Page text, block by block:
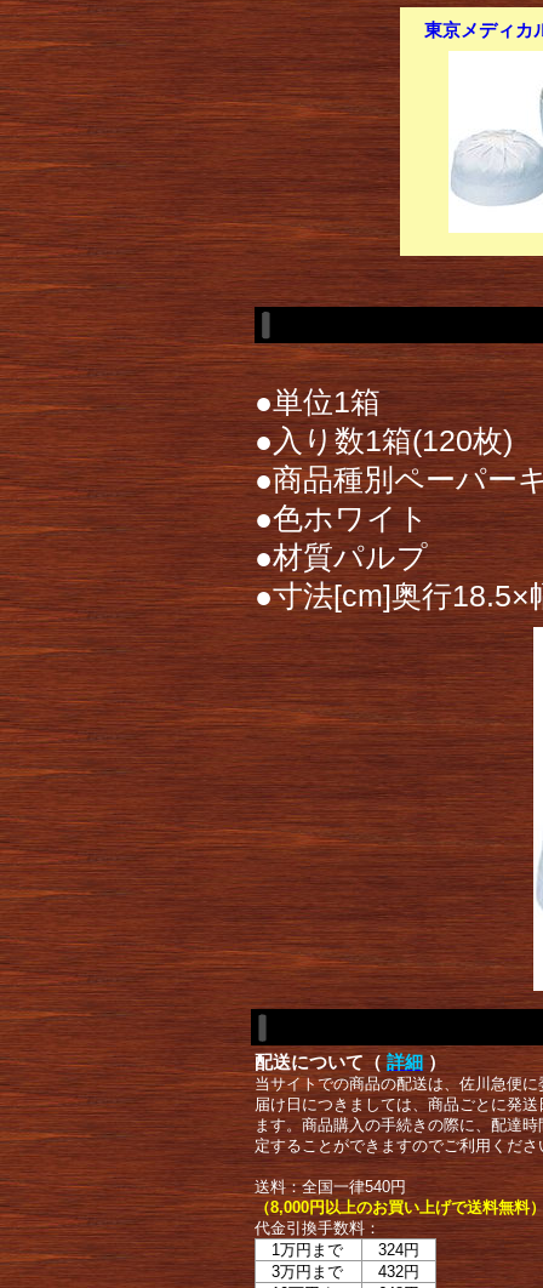
東京メディカ
●単位1箱
●入り数1箱(120枚)
●商品種別ペーパー
●色ホワイト
●材質パルプ
●寸法[cm]奥行18.5×
配送について（ 詳細 ）
当サイトでの商品の配送は、佐川急便
届け日につきましては、商品ごとに発
ます。商品購入の手続きの際に、配達
定することができますのでご利用くださ
送料：全国一律540円
（8,000円以上のお買い上げで送料無料
代金引換手数料：
1万円まで
324円
3万円まで
432円